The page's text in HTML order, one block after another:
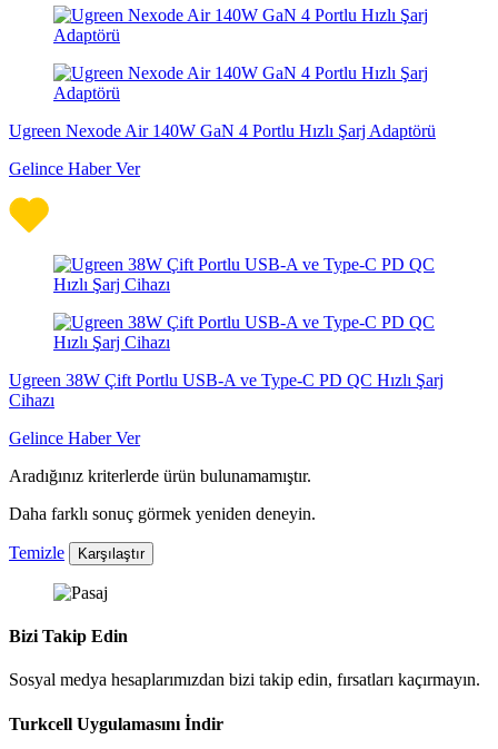
Ugreen Nexode Air 140W GaN 4 Portlu Hızlı Şarj Adaptörü
Gelince Haber Ver
Ugreen 38W Çift Portlu USB-A ve Type-C PD QC Hızlı Şarj
Cihazı
Gelince Haber Ver
Aradığınız kriterlerde ürün bulunamamıştır.
Daha farklı sonuç görmek yeniden deneyin.
Temizle Karşılaştır
Bizi Takip Edin
Sosyal medya hesaplarımızdan bizi takip edin, fırsatları kaçırmayın.
Turkcell Uygulamasını İndir